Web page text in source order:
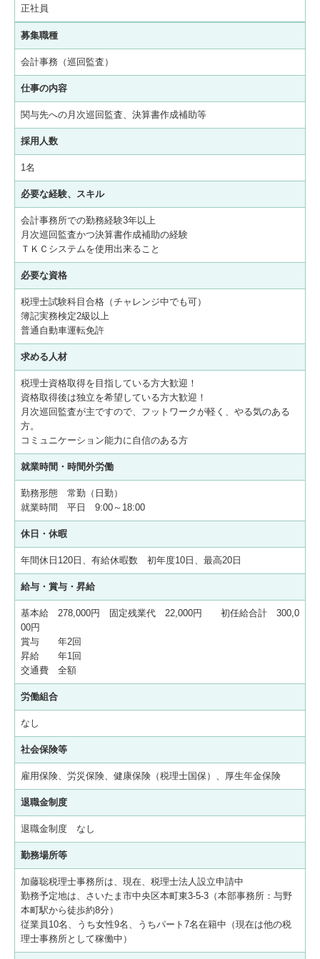
正社員
募集職種
会計事務（巡回監査）
仕事の内容
関与先への月次巡回監査、決算書作成補助等
採用人数
1名
必要な経験、スキル
会計事務所での勤務経験3年以上
月次巡回監査かつ決算書作成補助の経験
ＴＫＣシステムを使用出来ること
必要な資格
税理士試験科目合格（チャレンジ中でも可）
簿記実務検定2級以上
普通自動車運転免許
求める人材
税理士資格取得を目指している方大歓迎！
資格取得後は独立を希望している方大歓迎！
月次巡回監査が主ですので、フットワークが軽く、やる気のある
方。
コミュニケーション能力に自信のある方
就業時間・時間外労働
勤務形態 常勤（日勤）
就業時間 平日 9:00～18:00
休日・休暇
年間休日120日、有給休暇数 初年度10日、最高20日
給与・賞与・昇給
基本給 278,000円 固定残業代 22,000円 初任給合計 300,0
00円
賞与 年2回
昇給 年1回
交通費 全額
労働組合
なし
社会保険等
雇用保険、労災保険、健康保険（税理士国保）、厚生年金保険
退職金制度
退職金制度 なし
勤務場所等
加藤聡税理士事務所は、現在、税理士法人設立申請中
勤務予定地は、さいたま市中央区本町東3-5-3（本部事務所：与野
本町駅から徒歩約8分）
従業員10名、うち女性9名、うちパート7名在籍中（現在は他の税
理士事務所として稼働中）